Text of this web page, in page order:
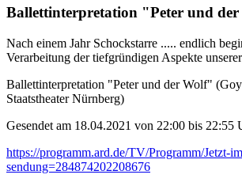
Ballettinterpretation "Peter und
Nach einem Jahr Schockstarre ..... endlich
Verarbeitung der tiefgründigen Aspekte
Ballettinterpretation "Peter und der Wolf"
Staatstheater Nürnberg)
Gesendet am 18.04.2021 von 22:00 bis 22:55
https://programm.ard.de/TV/Programm/Jetzt-
sendung=284874202208676